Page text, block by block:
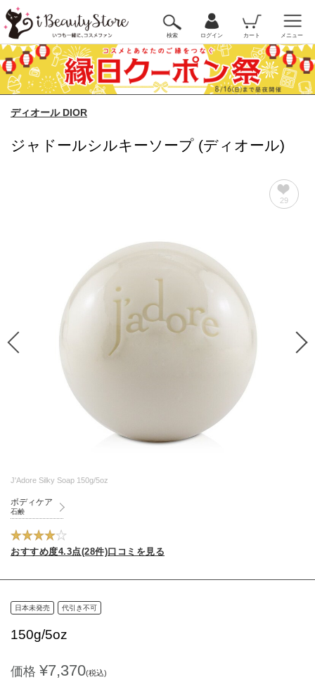
検索 ログイン カート メニュー
ディオール DIOR
ジャドールシルキーソープ (ディオール)
29
J'Adore Silky Soap 150g/5oz
ボディケア
石鹸
おすすめ度4.3点(28件)口コミを見る
日本未発売 代引き不可
150g/5oz
価格 ¥7,370(税込)